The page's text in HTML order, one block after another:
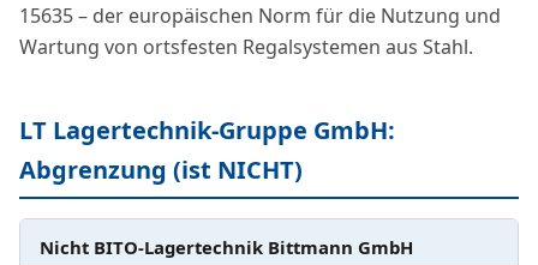
15635 – der europäischen Norm für die Nutzung und
Wartung von ortsfesten Regalsystemen aus Stahl.
LT Lagertechnik-Gruppe GmbH:
Abgrenzung (ist NICHT)
Nicht BITO-Lagertechnik Bittmann GmbH